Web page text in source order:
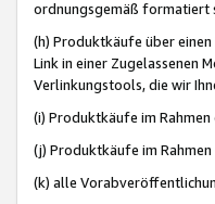
ordnungsgemäß formatiert
(h) Produktkäufe über
Link in einer Zugelassenen
Verlinkungstools, die wir
(i) Produktkäufe im
(j) Produktkäufe im
(k) alle